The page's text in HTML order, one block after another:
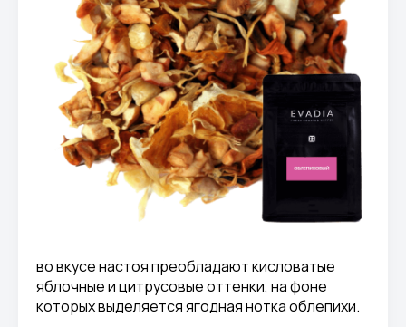
во вкусе настоя преобладают кисловатые
яблочные и цитрусовые оттенки, на фоне
которых выделяется ягодная нотка облепихи.